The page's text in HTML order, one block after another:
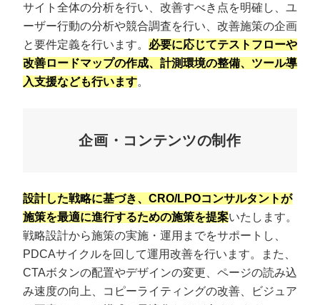
サイト全体の分析を行い、改善すべき点を明確し、ユ
ーザー行動の分析や競合調査を行い、改善施策の企画
と要件定義を行います。 必要に応じてテストフローや
改善ロードマップの作成、計測環境の整備、ツール導
入支援なども行います。
企画・コンテンツの制作
設計した戦略に基づき、CRO/LPOコンサルタントが
施策を最適に進行するための施策を提案いたします。
戦略設計から施策の実施・運用までをサポートし、
PDCAサイクルを回して運用改善を行います。また、
CTAボタンの配置やデザインの変更、ページの読み込
み速度の向上、コピーライティングの改善、ビジュア